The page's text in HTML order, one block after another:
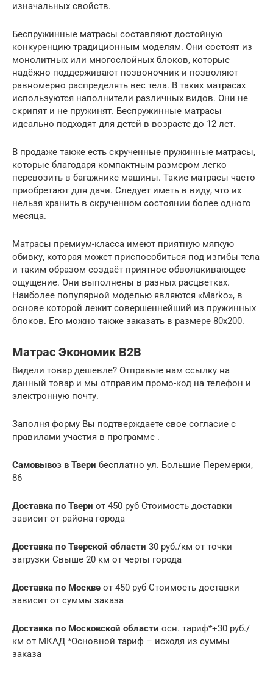
изначальных свойств.
Беспружинные матрасы составляют достойную
конкуренцию традиционным моделям. Они состоят из
монолитных или многослойных блоков, которые
надёжно поддерживают позвоночник и позволяют
равномерно распределять вес тела. В таких матрасах
используются наполнители различных видов. Они не
скрипят и не пружинят. Беспружинные матрасы
идеально подходят для детей в возрасте до 12 лет.
В продаже также есть скрученные пружинные матрасы,
которые благодаря компактным размером легко
перевозить в багажнике машины. Такие матрасы часто
приобретают для дачи. Следует иметь в виду, что их
нельзя хранить в скрученном состоянии более одного
месяца.
Матрасы премиум-класса имеют приятную мягкую
обивку, которая может приспособиться под изгибы тела
и таким образом создаёт приятное обволакивающее
ощущение. Они выполнены в разных расцветках.
Наиболее популярной моделью являются «Marko», в
основе которой лежит совершеннейший из пружинных
блоков. Его можно также заказать в размере 80х200.
Матрас Экономик B2B
Видели товар дешевле? Отправьте нам ссылку на
данный товар и мы отправим промо-код на телефон и
электронную почту.
Заполня форму Вы подтверждаете свое согласие с
правилами участия в программе .
Самовывоз в Твери бесплатно ул. Большие Перемерки,
86
Доставка по Твери от 450 руб Стоимость доставки
зависит от района города
Доставка по Тверской области 30 руб./км от точки
загрузки Свыше 20 км от черты города
Доставка по Москве от 450 руб Стоимость доставки
зависит от суммы заказа
Доставка по Московской области осн. тариф*+30 руб./
км от МКАД *Основной тариф – исходя из суммы
заказа